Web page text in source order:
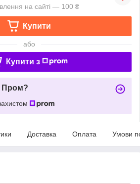
на сайті — 100 ₴
Купити
або
Купити з
Пром?
Доставка Оплата Умови